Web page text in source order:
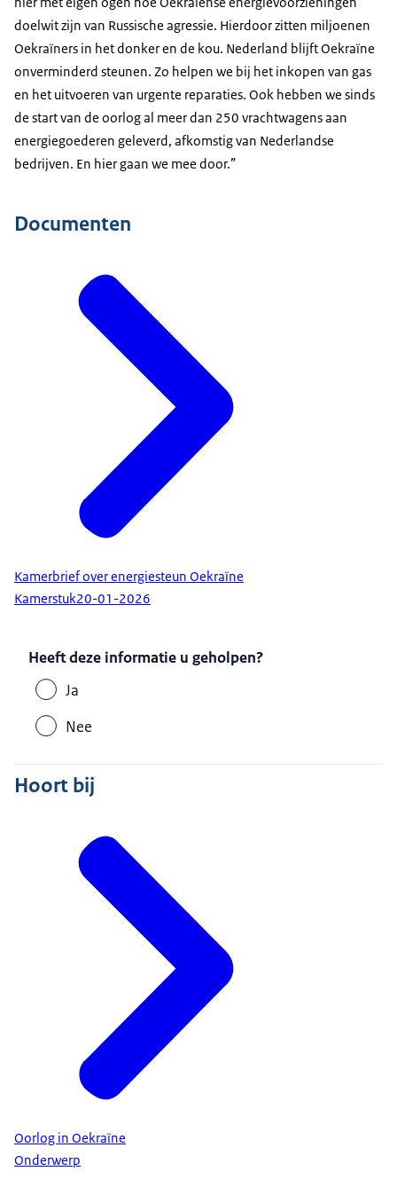
doelwit zijn van Russische agressie. Hierdoor zitten miljoenen
Oekraïners in het donker en de kou. Nederland blijft Oekraïne
onverminderd steunen. Zo helpen we bij het inkopen van gas
en het uitvoeren van urgente reparaties. Ook hebben we sinds
de start van de oorlog al meer dan 250 vrachtwagens aan
energiegoederen geleverd, afkomstig van Nederlandse
bedrijven. En hier gaan we mee door.”
Documenten
Kamerbrief over energiesteun Oekraïne
Kamerstuk20-01-2026
Heeft deze informatie u geholpen?
Ja
Nee
Hoort bij
Oorlog in Oekraïne
Onderwerp